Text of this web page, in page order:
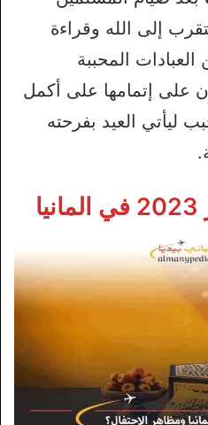
إلى الله وقراءة
المحببة
على إتمامها على أكمل
ليأتي العيد بفرحته